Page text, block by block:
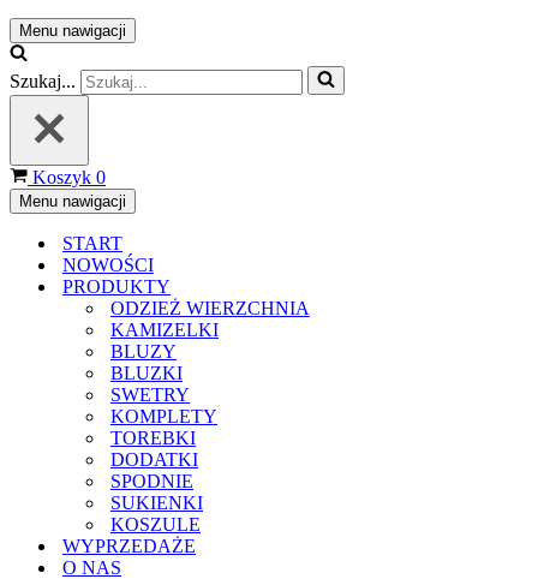
Menu nawigacji
Szukaj...
Koszyk 0
Menu nawigacji
START
NOWOŚCI
PRODUKTY
ODZIEŻ WIERZCHNIA
KAMIZELKI
BLUZY
BLUZKI
SWETRY
KOMPLETY
TOREBKI
DODATKI
SPODNIE
SUKIENKI
KOSZULE
WYPRZEDAŻE
O NAS